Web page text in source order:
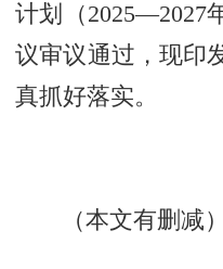
计划（2025—2027
议审议通过，现印
真抓好落实。
（本文有删减）